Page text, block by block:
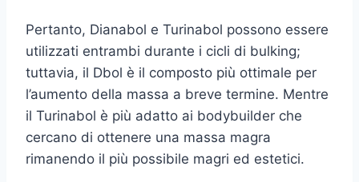
Pertanto, Dianabol e Turinabol possono essere
utilizzati entrambi durante i cicli di bulking;
tuttavia, il Dbol è il composto più ottimale per
l’aumento della massa a breve termine. Mentre
il Turinabol è più adatto ai bodybuilder che
cercano di ottenere una massa magra
rimanendo il più possibile magri ed estetici.